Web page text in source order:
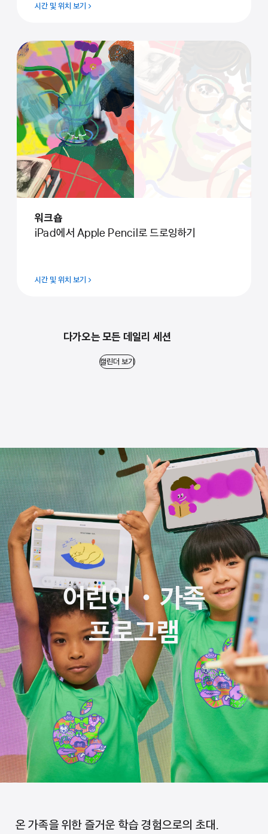
시간 및 위치 보기
워⁠크⁠숍
iPad⁠에⁠서 Apple Pencil⁠로 드⁠로⁠잉⁠하⁠기
시간 및 위치 보기
다가오는 모든 데일리 세션
캘린더 보기
어린이・가족
프로그램
온 가족을 위한 즐거운 학습 경험으로의 초대.